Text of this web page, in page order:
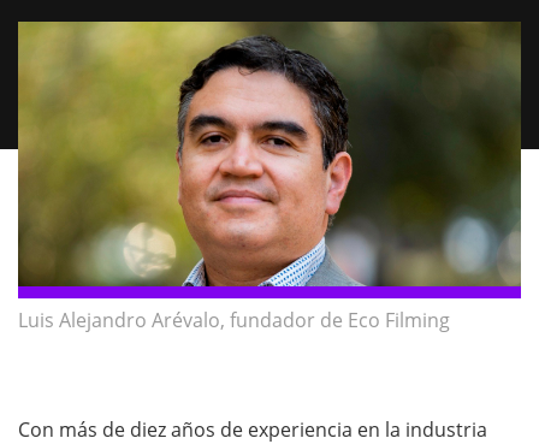
Luis Alejandro Arévalo, fundador de Eco Filming
Con más de diez años de experiencia en la industria